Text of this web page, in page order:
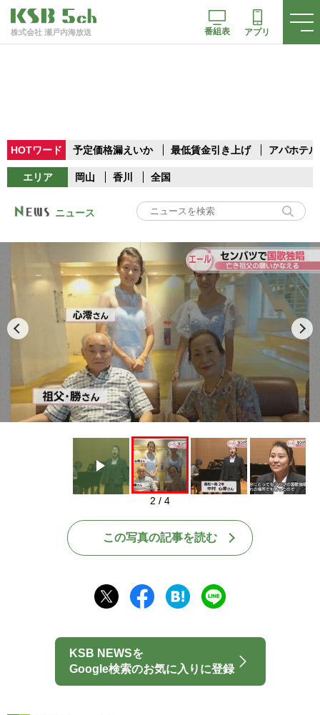
株式会社 瀬戸内海放送 番組表 アプリ
HOTワード 予定価格漏えいか 最低賃金引き上げ アパホテル
エリア 岡山 香川 全国
ニュース
Play
2 / 4
この写真の記事を読む
KSB NEWSを
Google検索のお気に入りに登録